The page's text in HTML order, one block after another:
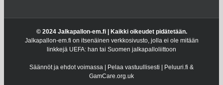
© 2024 Jalkapallon-em.fi | Kaikki oikeudet pidätetään.
Jalkapallon-em.fi on itsenäinen verkkosivusto, jolla ei ole mitään
linkkejä UEFA: han tai Suomen jalkapalloliittoon
Säännöt ja ehdot voimassa | Pelaa vastuullisesti | Peluuri.fi &
GamCare.org.uk